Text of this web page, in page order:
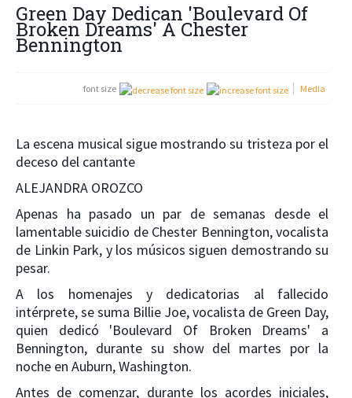
Green Day Dedican 'Boulevard Of
Broken Dreams' A Chester
Bennington
font size Media
La escena musical sigue mostrando su tristeza por el
deceso del cantante
ALEJANDRA OROZCO
Apenas ha pasado un par de semanas desde el
lamentable suicidio de Chester Bennington, vocalista
de Linkin Park, y los músicos siguen demostrando su
pesar.
A los homenajes y dedicatorias al fallecido
intérprete, se suma Billie Joe, vocalista de Green Day,
quien dedicó 'Boulevard Of Broken Dreams' a
Bennington, durante su show del martes por la
noche en Auburn, Washington.
Antes de comenzar, durante los acordes iniciales,